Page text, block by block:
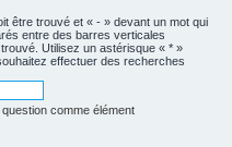
être trouvé et « - » devant un mot qui
entre des barres verticales
Utilisez un astérisque « * »
effectuer des recherches
comme élément